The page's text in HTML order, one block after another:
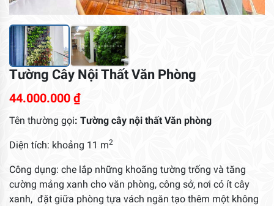
Tường Cây Nội Thất Văn Phòng
44.000.000 ₫
Tên thường gọi: Tường cây nội thất Văn phòng
Diện tích: khoảng 11 m2
Công dụng: che lắp những khoãng tường trống và tăng
cường mảng xanh cho văn phòng, công sở, nơi có ít cây
xanh, đặt giữa phòng tựa vách ngăn tạo thêm một không